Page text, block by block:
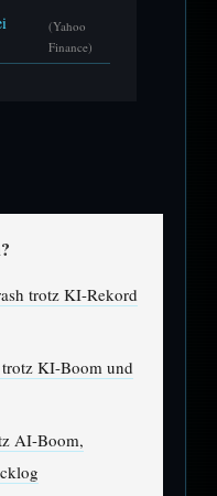
(Yahoo
Finance)
trotz KI-Rekord
KI-Boom und
AI-Boom,